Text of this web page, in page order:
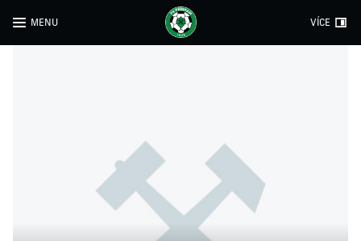
MENU VÍCE